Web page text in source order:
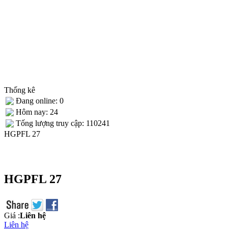
Thống kê
Đang online: 0
Hôm nay: 24
Tống lượng truy cập: 110241
HGPFL 27
HGPFL 27
Giá :Liên hệ
Liên hệ